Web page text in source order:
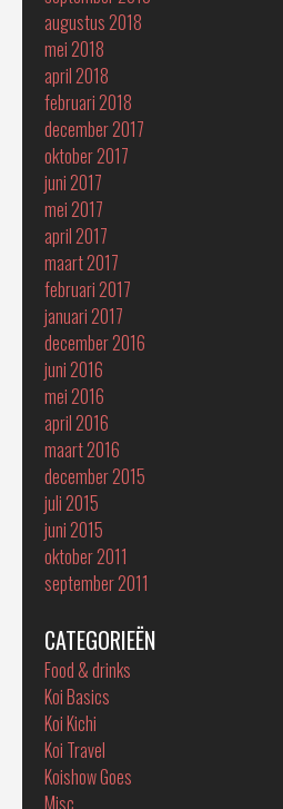
augustus 2018
mei 2018
april 2018
februari 2018
december 2017
oktober 2017
juni 2017
mei 2017
april 2017
maart 2017
februari 2017
januari 2017
december 2016
juni 2016
mei 2016
april 2016
maart 2016
december 2015
juli 2015
juni 2015
oktober 2011
september 2011
CATEGORIEËN
Food & drinks
Koi Basics
Koi Kichi
Koi Travel
Koishow Goes
Misc